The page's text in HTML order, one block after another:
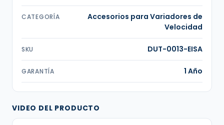
CATEGORÍA
Accesorios para Variadores de
Velocidad
SKU DUT-0013-EISA
GARANTÍA 1 Año
VIDEO DEL PRODUCTO